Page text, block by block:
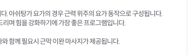
. 아쉬탕가 요가의 경우 근력 위주의 요가 동작으로 구성됩니다.
며 힘을 강화하기에 가장 좋은 프로그램입니다.
함께 필요시 근막 이완 마사지가 제공됩니다.